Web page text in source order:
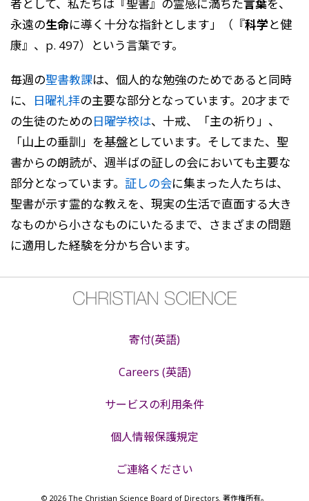
者として、私たちは『聖書』の霊感に満ちた言葉を、
永遠の生命に導く十分な指針とします」（『科学と健
康』、p. 497）という言葉です。
毎週の聖書教課は、個人的な勉強のためであると同時
に、
日曜礼拝の主要な部分となっています。20才まで
の生徒のための日曜学校は、十戒、「主の祈り」、
「山上の垂訓」を基盤としています。そしてまた、聖
書からの朗読が、週半ばの証しの会においても主要な
部分となっています。 証しの会に集まった人たちは、
聖書が示す霊的な教えを、現実の生活で直面する大き
なものから小さなものにいたるまで、さまざまの問題
に適用した経験を分かち合います。
寄付(英語)
Careers (英語)
サービスの利用条件
個人情報保護規定
ご連絡ください
© 2026 The Christian Science Board of Directors. 著作権所有。